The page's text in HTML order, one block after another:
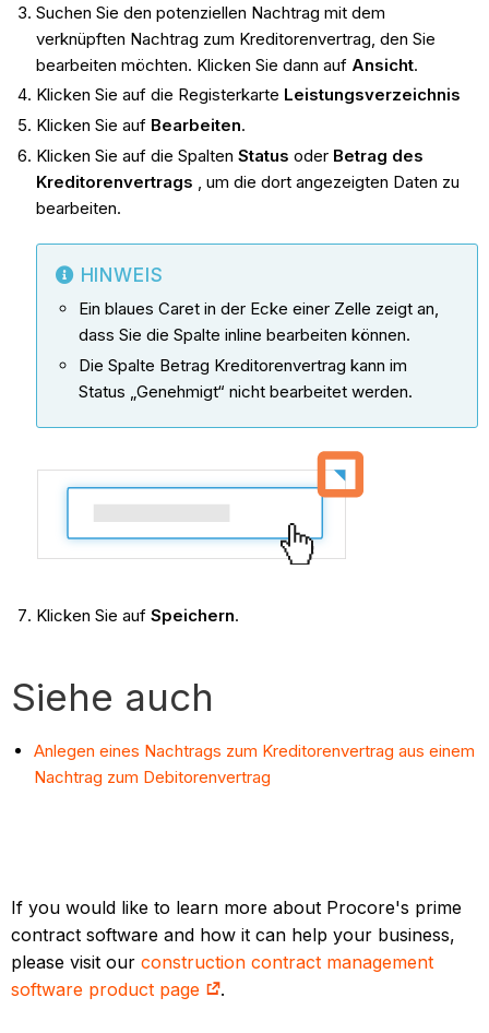
Suchen Sie den potenziellen Nachtrag mit dem
verknüpften Nachtrag zum Kreditorenvertrag, den Sie
bearbeiten möchten. Klicken Sie dann auf Ansicht.
Klicken Sie auf die Registerkarte Leistungsverzeichnis
Klicken Sie auf Bearbeiten.
Klicken Sie auf die Spalten Status oder Betrag des
Kreditorenvertrags , um die dort angezeigten Daten zu
bearbeiten.
HINWEIS
Ein blaues Caret in der Ecke einer Zelle zeigt an,
dass Sie die Spalte inline bearbeiten können.
Die Spalte Betrag Kreditorenvertrag kann im
Status „Genehmigt“ nicht bearbeitet werden.
Klicken Sie auf Speichern.
Siehe auch
Anlegen eines Nachtrags zum Kreditorenvertrag aus einem
Nachtrag zum Debitorenvertrag
If you would like to learn more about Procore's prime
contract software and how it can help your business,
please visit ourconstruction contract management
software product page
.